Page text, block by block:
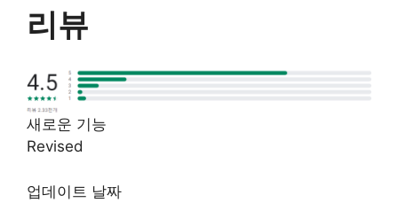
리뷰
새로운 기능
Revised
업데이트 날짜